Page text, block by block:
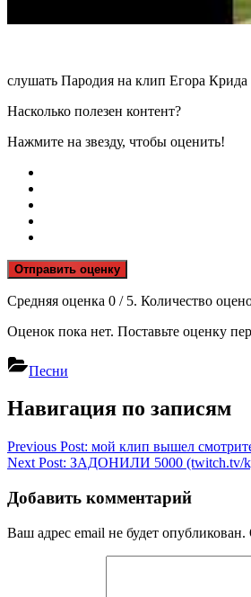
слушать Пародия на клип Егора
Насколько полезен контент?
Нажмите на звезду, чтобы оценить!
Отправить оценку
Средняя оценка 0 / 5. Количество
Оценок пока нет. Поставьте оценку
Песни
Навигация по записям
Previous Post: мой клип вышел
Next Post: ЗАДОНИЛИ 5000 (twitch.tv/
Добавить комментарий
Ваш адрес email не будет опубликован.